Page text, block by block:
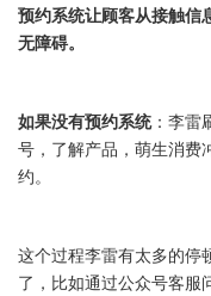
预约系统让顾客从接触信
无障碍。
如果没有预约系统：李雷
号，了解产品，萌生消费
约。
这个过程李雷有太多的停
了，比如通过公众号客服